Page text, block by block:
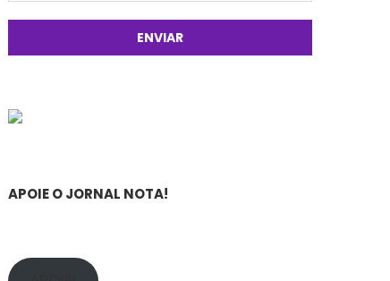
APOIE O JORNAL NOTA!